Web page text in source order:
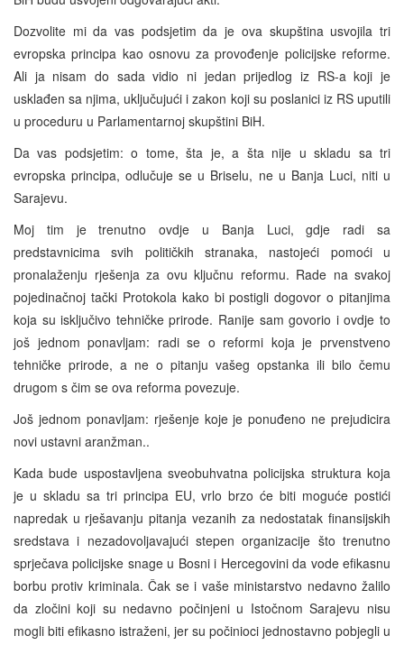
Dozvolite mi da vas podsjetim da je ova skupština usvojila tri
evropska principa kao osnovu za provođenje policijske reforme.
Ali ja nisam do sada vidio ni jedan prijedlog iz RS-a koji je
usklađen sa njima, uključujući i zakon koji su poslanici iz RS uputili
u proceduru u Parlamentarnoj skupštini BiH.
Da vas podsjetim: o tome, šta je, a šta nije u skladu sa tri
evropska principa, odlučuje se u Briselu, ne u Banja Luci, niti u
Sarajevu.
Moj tim je trenutno ovdje u Banja Luci, gdje radi sa
predstavnicima svih političkih stranaka, nastojeći pomoći u
pronalaženju rješenja za ovu ključnu reformu. Rade na svakoj
pojedinačnoj tački Protokola kako bi postigli dogovor o pitanjima
koja su isključivo tehničke prirode. Ranije sam govorio i ovdje to
još jednom ponavljam: radi se o reformi koja je prvenstveno
tehničke prirode, a ne o pitanju vašeg opstanka ili bilo čemu
drugom s čim se ova reforma povezuje.
Još jednom ponavljam: rješenje koje je ponuđeno ne prejudicira
novi ustavni aranžman..
Kada bude uspostavljena sveobuhvatna policijska struktura koja
je u skladu sa tri principa EU, vrlo brzo će biti moguće postići
napredak u rješavanju pitanja vezanih za nedostatak finansijskih
sredstava i nezadovoljavajući stepen organizacije što trenutno
sprječava policijske snage u Bosni i Hercegovini da vode efikasnu
borbu protiv kriminala. Čak se i vaše ministarstvo nedavno žalilo
da zločini koji su nedavno počinjeni u Istočnom Sarajevu nisu
mogli biti efikasno istraženi, jer su počinioci jednostavno pobjegli u